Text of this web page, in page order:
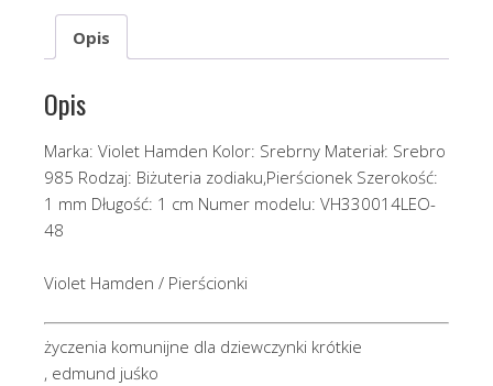
Opis
Opis
Marka: Violet Hamden Kolor: Srebrny Materiał: Srebro
985 Rodzaj: Biżuteria zodiaku,Pierścionek Szerokość:
1 mm Długość: 1 cm Numer modelu: VH330014LEO-
48
Violet Hamden / Pierścionki
życzenia komunijne dla dziewczynki krótkie
, edmund juśko